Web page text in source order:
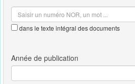
dans le texte intégral des documents